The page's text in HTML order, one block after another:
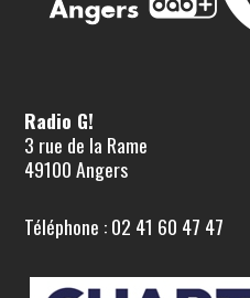
Radio G!
3 rue de la Rame
49100 Angers
Téléphone : 02 41 60 47 47